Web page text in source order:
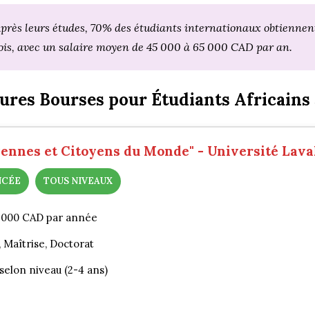
leurs études, 70% des étudiants internationaux
avec un salaire moyen de 45 000 à 65 000 CAD par an.
Bourses pour Étudiants Africains
et Citoyens du Monde" - Université
TOUS NIVEAUX
000 CAD par année
Maîtrise, Doctorat
niveau (2-4 ans)